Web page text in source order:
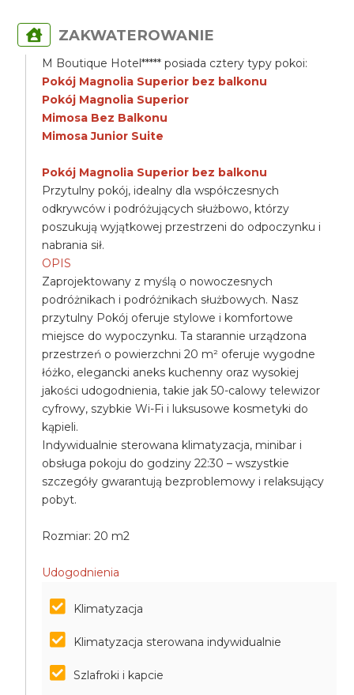
ZAKWATEROWANIE
M Boutique Hotel***** posiada cztery typy pokoi:
Pokój Magnolia Superior bez balkonu
Pokój Magnolia Superior
Mimosa Bez Balkonu
Mimosa Junior Suite
Pokój Magnolia Superior bez balkonu
Przytulny pokój, idealny dla współczesnych
odkrywców i podróżujących służbowo, którzy
poszukują wyjątkowej przestrzeni do odpoczynku i
nabrania sił.
OPIS
Zaprojektowany z myślą o nowoczesnych
podróżnikach i podróżnikach służbowych. Nasz
przytulny Pokój oferuje stylowe i komfortowe
miejsce do wypoczynku. Ta starannie urządzona
przestrzeń o powierzchni 20 m² oferuje wygodne
łóżko, elegancki aneks kuchenny oraz wysokiej
jakości udogodnienia, takie jak 50-calowy telewizor
cyfrowy, szybkie Wi-Fi i luksusowe kosmetyki do
kąpieli.
Indywidualnie sterowana klimatyzacja, minibar i
obsługa pokoju do godziny 22:30 – wszystkie
szczegóły gwarantują bezproblemowy i relaksujący
pobyt.
Rozmiar: 20 m2
Udogodnienia
Klimatyzacja
Klimatyzacja sterowana indywidualnie
Szlafroki i kapcie